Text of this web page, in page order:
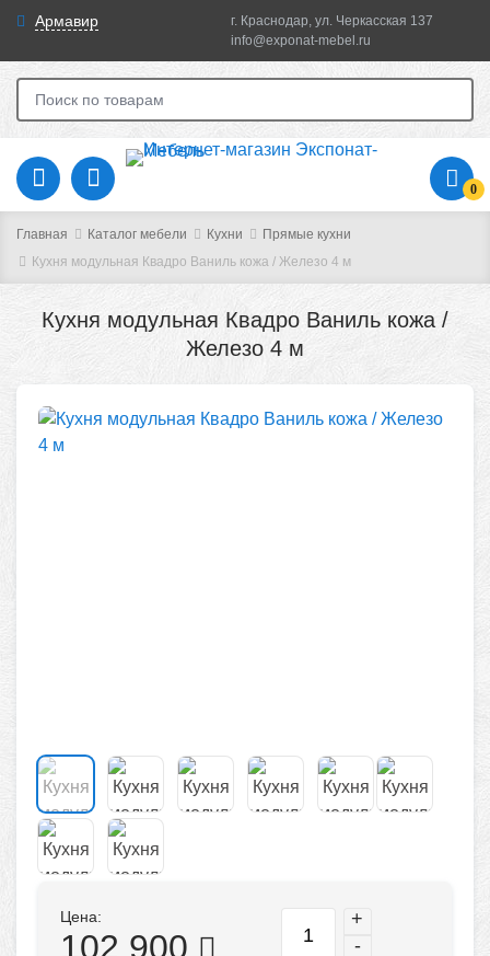
Армавир
г. Краснодар, ул. Черкасская 137
info@exponat-mebel.ru
0
Главная Каталог мебели Кухни
Прямые кухни
Кухня модульная Квадро Ваниль кожа / Железо 4 м
Кухня модульная Квадро Ваниль кожа /
Железо 4 м
Цена:
102 900
+
-